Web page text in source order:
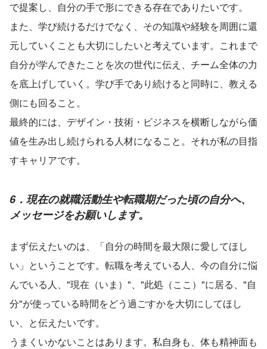
で提案し、自分の手で形にできる存在でありたいです。
また、学び続けるだけでなく、その知識や経験を周囲に還
元していくことも大切にしたいと考えています。これまで
自分が学んできたことを次の世代に伝え、チーム全体の力
を底上げしていく。学び手であり続けると同時に、教える
側にも回ること。
最終的には、デザイン・技術・ビジネスを横断しながら価
値を生み出し続けられる人材になること。それが私の目指
すキャリアです。
6．現在の就職活動生や転職期だった頃の自分へ、
メッセージをお願いします。
まず伝えたいのは、「自分の時間を最大限に愛してほし
い」ということです。転職を考えている人、今の自分に悩
んでいる人、"現在（いま）"、"此処（ここ）"に居る、"自
分"が使っている時間をどう過ごすかを大切にしてほし
い、と伝えたいです。
うまくいかないことはあります。私自身も、体も精神面も